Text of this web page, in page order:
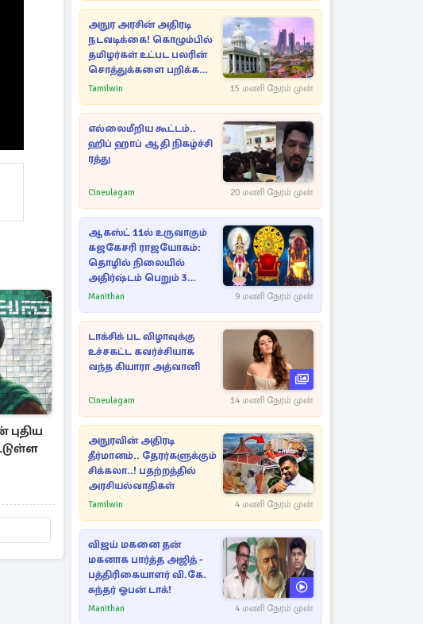
புலனாய்வாளர்கள்
அநுர அரசின் அதிரடி
நடவடிக்கை! கொழும்பில்
தமிழர்கள் உட்பட பலரின்
சொத்துக்களை பறிக்க
நடவடிக்கை
Tamilwin 15 மணி நேரம் முன்
எல்லைமீறிய கூட்டம்..
ஹிப் ஹாப் ஆதி நிகழ்ச்சி
ரத்து
Cineulagam 20 மணி நேரம் முன்
ஆகஸ்ட் 11ல் உருவாகும்
கஜகேசரி ராஜயோகம்:
தொழில் நிலையில்
அதிர்ஷ்டம் பெறும் 3
ராசிகள்!
Manithan 9 மணி நேரம் முன்
டாக்சிக் பட விழாவுக்கு
உச்சகட்ட கவர்ச்சியாக
வந்த கியாரா அத்வானி
Cineulagam 14 மணி நேரம் முன்
அநுரவின் அதிரடி
தீர்மானம்.. தேரர்களுக்கும்
சிக்கலா..! பதற்றத்தில்
அரசியல்வாதிகள்
Tamilwin 4 மணி நேரம் முன்
விஜய் மகனை தன்
மகனாக பார்த்த அஜித் -
பத்திரிகையாளர் வி.கே.
சுந்தர் ஓபன் டாக்!
Manithan 4 மணி நேரம் முன்